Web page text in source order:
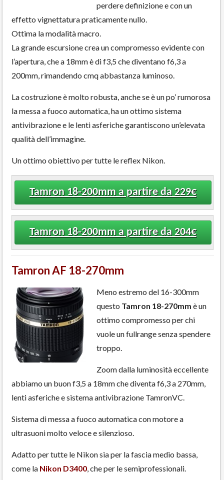
perdere definizione e con un
effetto vignettatura praticamente nullo.
Ottima la modalità macro.
La grande escursione crea un compromesso evidente con
l’apertura, che a 18mm è di f3,5 che diventano f6,3 a
200mm, rimandendo cmq abbastanza luminoso.
La costruzione è molto robusta, anche se è un po’ rumorosa
la messa a fuoco automatica, ha un ottimo sistema
antivibrazione e le lenti asferiche garantiscono un’elevata
qualità dell’immagine.
Un ottimo obiettivo per tutte le reflex Nikon.
Tamron 18-200mm a partire da 229€
Tamron 18-200mm a partire da 204€
Tamron AF 18-270mm
Meno estremo del 16-300mm
questo Tamron 18-270mm è un
ottimo compromesso per chi
vuole un fullrange senza spendere
troppo.
Zoom dalla luminosità eccellente
abbiamo un buon f3,5 a 18mm che diventa f6,3 a 270mm,
lenti asferiche e sistema antivibrazione TamronVC.
Sistema di messa a fuoco automatica con motore a
ultrasuoni molto veloce e silenzioso.
Adatto per tutte le Nikon sia per la fascia medio bassa,
come la Nikon D3400, che per le semiprofessionali.